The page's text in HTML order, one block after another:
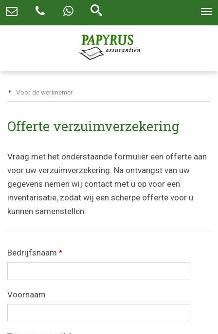
Voor de werknemer
Offerte verzuimverzekering
Vraag met het onderstaande formulier een offerte aan
voor uw verzuimverzekering. Na ontvangst van uw
gegevens nemen wij contact met u op voor een
inventarisatie, zodat wij een scherpe offerte voor u
kunnen samenstellen.
Bedrijfsnaam *
Voornaam